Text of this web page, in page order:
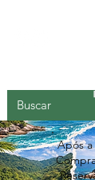
Após